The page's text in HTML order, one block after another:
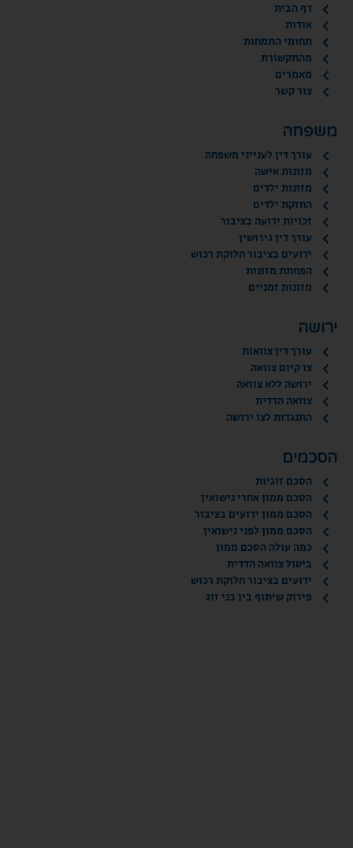
דף הבית
אודות
תחומי התמחות
מהתקשורת
מאמרים
צור קשר
משפחה
עורך דין לענייני משפחה
מזונות אישה
מזונות ילדים
החזקת ילדים
זכויות ידועה בציבור
עורך דין גירושין
ידועים בציבור חלוקת רכוש
הפחתת מזונות
מזונות זמניים
ירושה
עורך דין צוואות
צו קיום צוואה
ירושה ללא צוואה
צוואה הדדית
התנגדות לצו ירושה
הסכמים
הסכם זוגיות
הסכם ממון אחרי נישואין
הסכם ממון ידועים בציבור
הסכם ממון לפני נישואין
כמה עולה הסכם ממון
ביטול צוואה הדדית
ידועים בציבור חלוקת רכוש
פירוק שיתוף בין בני זוג